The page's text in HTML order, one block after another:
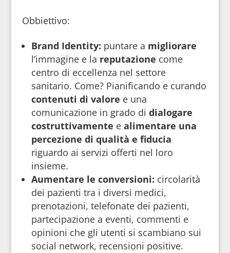
Obbiettivo:
Brand Identity: puntare a migliorare
l’immagine e la reputazione come
centro di eccellenza nel settore
sanitario. Come? Pianificando e curando
contenuti di valore e una
comunicazione in grado di dialogare
costruttivamente e alimentare una
percezione di qualità e fiducia
riguardo ai servizi offerti nel loro
insieme.
Aumentare le conversioni: circolarità
dei pazienti tra i diversi medici,
prenotazioni, telefonate dei pazienti,
partecipazione a eventi, commenti e
opinioni che gli utenti si scambiano sui
social network, recensioni positive.